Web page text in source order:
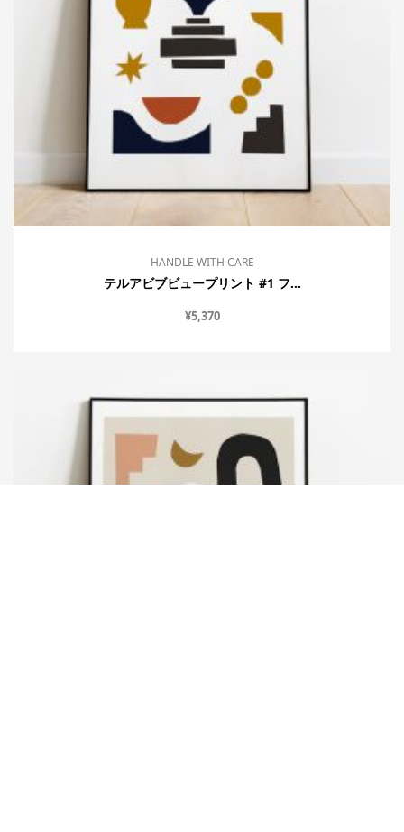
HANDLE WITH CARE
テルアビブビュープリント #1 フ...
¥5,370